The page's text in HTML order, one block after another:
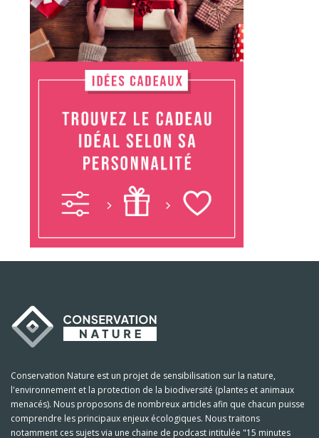
Conservation Nature est un projet de sensibilisation sur la nature,
l'environnement et la protection de la biodiversité (plantes et animaux
menacés). Nous proposons de nombreux articles afin que chacun puisse
comprendre les principaux enjeux écologiques. Nous traitons
notamment ces sujets via une chaine de podcast intitulée "15 minutes